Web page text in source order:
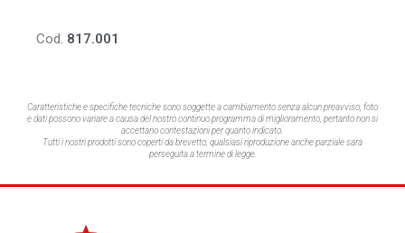
Cod. 817.001
Caratteristiche e specifiche tecniche sono soggette a cambiamento senza alcun preavviso, foto
e dati possono variare a causa del nostro continuo programma di miglioramento, pertanto non si
accettano contestazioni per quanto indicato.
Tutti i nostri prodotti sono coperti da brevetto, qualsiasi riproduzione anche parziale sarà
perseguita a termine di legge.